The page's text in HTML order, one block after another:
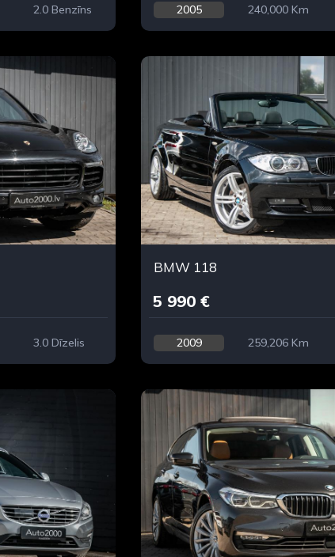
2.0 Benzīns 2005 240,000 Km
3.0 Dīzelis
BMW 118
5 990 €
2009 259,206 Km